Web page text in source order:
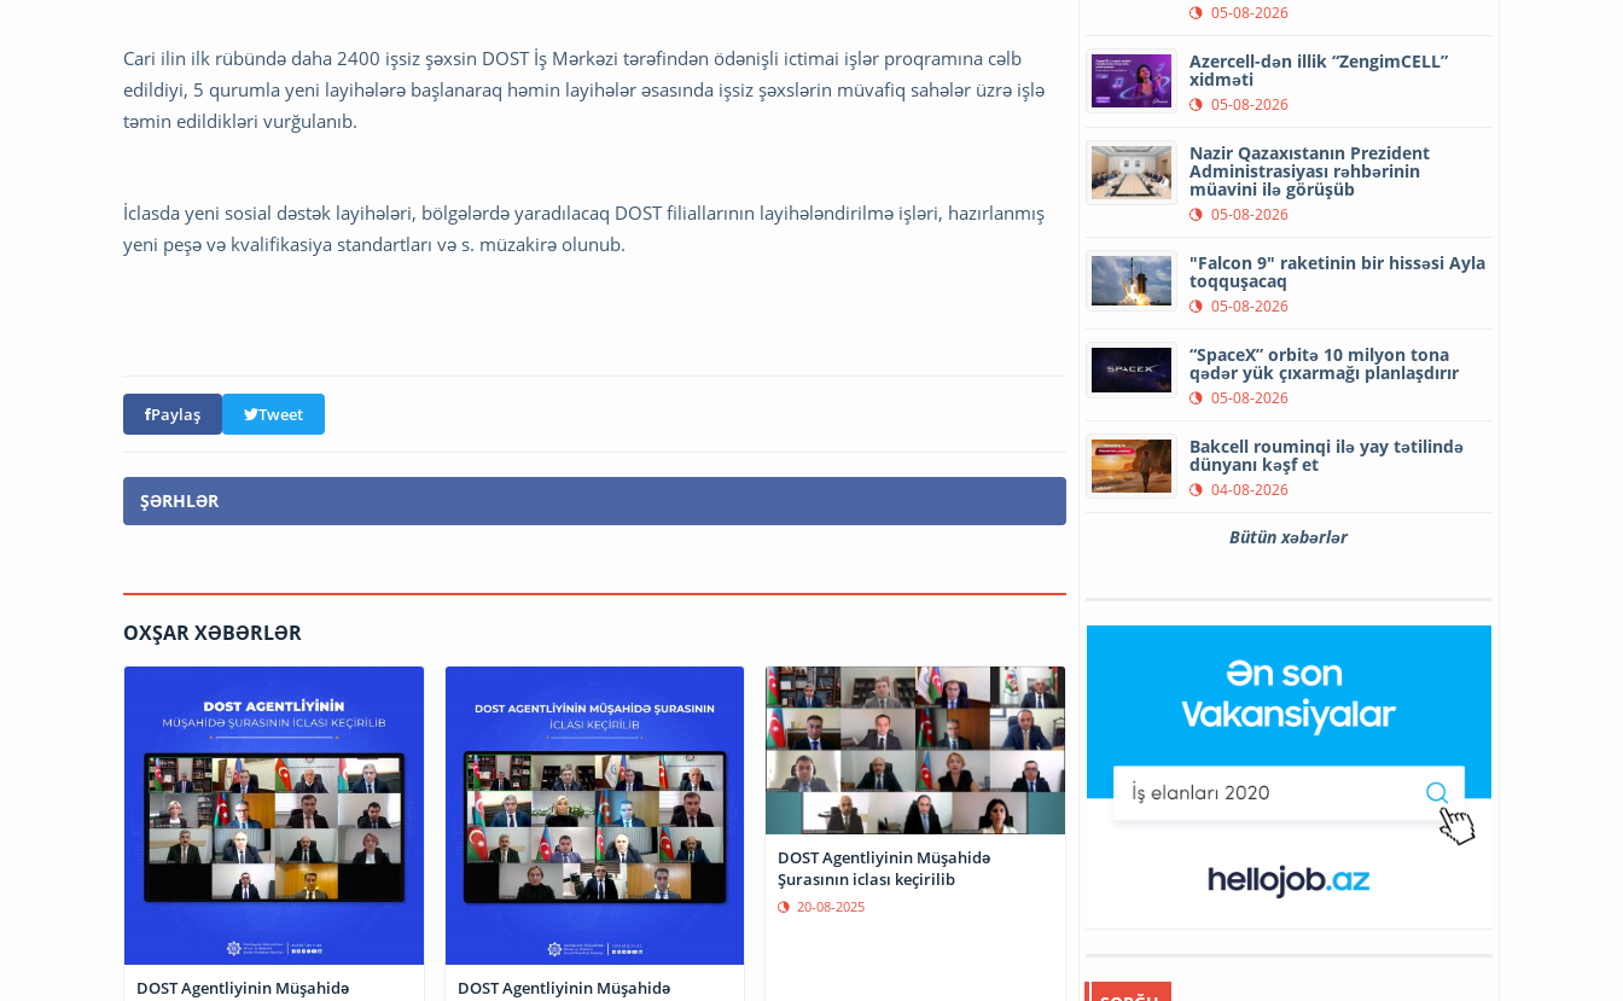
Cari ilin ilk rübündə daha 2400 işsiz şəxsin DOST İş Mərkəzi tərəfindən ödənişli ictimai işlər proqramına cəlb
edildiyi, 5 qurumla yeni layihələrə başlanaraq həmin layihələr əsasında işsiz şəxslərin müvafiq sahələr üzrə işlə
təmin edildikləri vurğulanıb.
İclasda yeni sosial dəstək layihələri, bölgələrdə yaradılacaq DOST filiallarının layihələndirilmə işləri, hazırlanmış
yeni peşə və kvalifikasiya standartları və s. müzakirə olunub.
Paylaş Tweet
ŞƏRHLƏR
OXŞAR XƏBƏRLƏR
DOST Agentliyinin Müşahidə
DOST Agentliyinin Müşahidə
DOST Agentliyinin Müşahidə
Şurasının iclası keçirilib
20-08-2025
05-08-2026
Azercell-dən illik “ZengimCELL”
xidməti
05-08-2026
Nazir Qazaxıstanın Prezident
Administrasiyası rəhbərinin
müavini ilə görüşüb
05-08-2026
"Falcon 9" raketinin bir hissəsi Ayla
toqquşacaq
05-08-2026
“SpaceX” orbitə 10 milyon tona
qədər yük çıxarmağı planlaşdırır
05-08-2026
Bakcell rouminqi ilə yay tətilində
dünyanı kəşf et
04-08-2026
Bütün xəbərlər